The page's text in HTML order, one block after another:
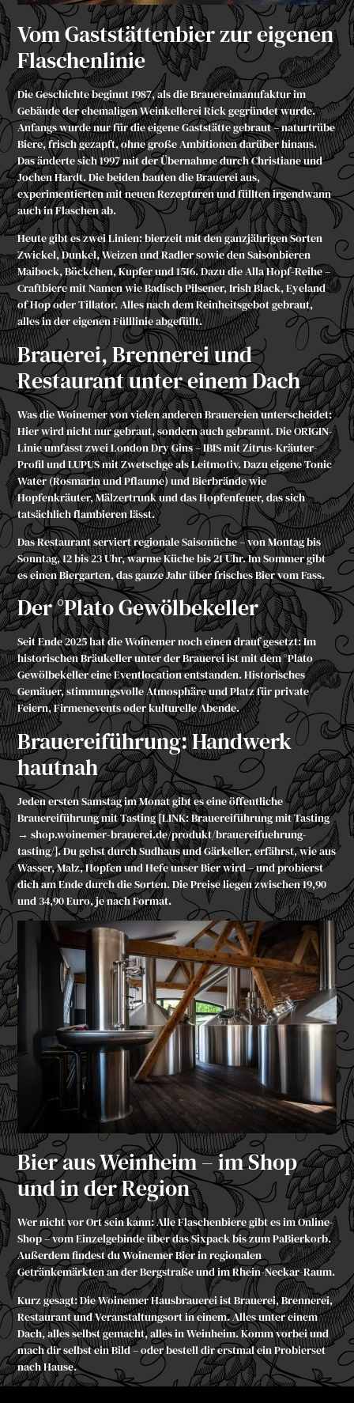
Vom Gaststättenbier zur eigenen
Flaschenlinie
Die Geschichte beginnt 1987, als die Brauereimanufaktur im
Gebäude der ehemaligen Weinkellerei Rick gegründet wurde.
Anfangs wurde nur für die eigene Gaststätte gebraut – naturtrübe
Biere, frisch gezapft, ohne große Ambitionen darüber hinaus.
Das änderte sich 1997 mit der Übernahme durch Christiane und
Jochen Hardt. Die beiden bauten die Brauerei aus,
experimentierten mit neuen Rezepturen und füllten irgendwann
auch in Flaschen ab.
Heute gibt es zwei Linien:bierzeitmit den ganzjährigen Sorten
Zwickel, Dunkel, Weizen und Radler sowie den Saisonbieren
Maibock, Böckchen, Kupfer und 1516. Dazu dieAlla Hopf-Reihe –
Craftbiere mit Namen wie Badisch Pilsener, Irish Black, Eyeland
of Hop oder Tillator. Alles nach dem Reinheitsgebot gebraut,
alles in der eigenen Fülllinie abgefüllt.
Brauerei, Brennerei und
Restaurant unter einem Dach
Was die Woinemer von vielen anderen Brauereien unterscheidet:
Hier wird nicht nur gebraut, sondern auch gebrannt. DieORIGIN-
Linie umfasst zwei London Dry Gins – IBIS mit Zitrus-Kräuter-
Profil und LUPUS mit Zwetschge als Leitmotiv. Dazu eigene Tonic
Water (Rosmarin und Pflaume) und Bierbrände wie
Hopfenkräuter, Mälzertrunk und das Hopfenfeuer, das sich
tatsächlich flambieren lässt.
Das Restaurant serviert regionale Saisonüche – von Montag bis
Sonntag, 12 bis 23 Uhr, warme Küche bis 21 Uhr. Im Sommer gibt
es einen Biergarten, das ganze Jahr über frisches Bier vom Fass.
Der °Plato Gewölbekeller
Seit Ende 2025 hat die Woinemer noch einen drauf gesetzt: Im
historischen Bräukeller unter der Brauerei ist mit dem°Plato
Gewölbekellereine Eventlocation entstanden. Historisches
Gemäuer, stimmungsvolle Atmosphäre und Platz für private
Feiern, Firmenevents oder kulturelle Abende.
Brauereiführung: Handwerk
hautnah
Jeden ersten Samstag im Monat gibt es eine öffentliche
Brauereiführung mit Tasting [LINK: Brauereiführung mit Tasting
→ shop.woinemer-brauerei.de/produkt/brauereifuehrung-
tasting/]. Du gehst durch Sudhaus und Gärkeller, erfährst, wie aus
Wasser, Malz, Hopfen und Hefe unser Bier wird – und probierst
dich am Ende durch die Sorten. Die Preise liegen zwischen 19,90
und 34,90 Euro, je nach Format.
Bier aus Weinheim – im Shop
und in der Region
Wer nicht vor Ort sein kann: Alle Flaschenbiere gibt es imOnline-
Shop– vom Einzelgebinde über das Sixpack bis zumPaBierkorb.
Außerdem findest du Woinemer Bier in regionalen
Getränkemärkten an der Bergstraße und im Rhein-Neckar-Raum.
Kurz gesagt: Die Woinemer Hausbrauerei ist Brauerei, Brennerei,
Restaurant und Veranstaltungsort in einem. Alles unter einem
Dach, alles selbst gemacht, alles in Weinheim. Komm vorbei und
mach dir selbst ein Bild – oder bestell dir erstmal ein Probierset
nach Hause.